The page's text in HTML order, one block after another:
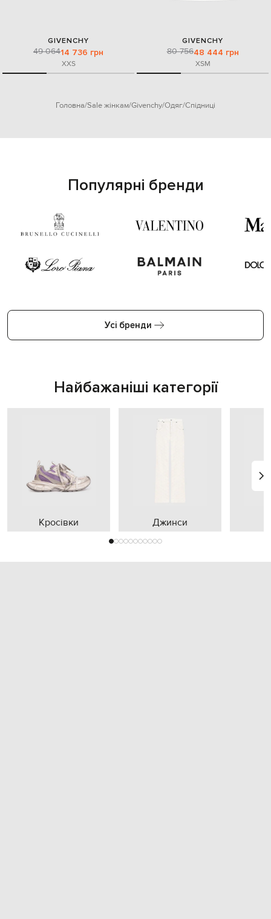
GIVENCHY
49 06414 736 грн
XXS
GIVENCHY
80 75648 444 грн
XSM
Головна Sale жінкам Givenchy Одяг Спідниці
Популярні бренди
Усі бренди
Найбажаніші категорії
Кросівки Джинси